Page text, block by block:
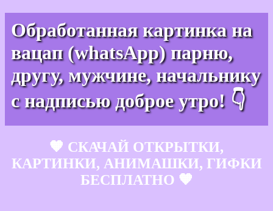
Обработанная картинка на
вацап (whatsApp) парню,
другу, мужчине, начальнику
с надписью доброе утро! 👇
🧡 СКАЧАЙ ОТКРЫТКИ,
КАРТИНКИ, АНИМАШКИ, ГИФКИ
БЕСПЛАТНО 🧡